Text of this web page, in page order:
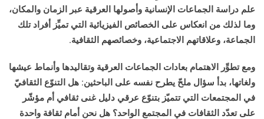
علم دراسة الجماعات الإنسانية وأصولها العرقية عبر الزمان والمكان،
وما لذلك من انعكاس على الخصائص الفيزيائية التي تميِّز أفراد تلك
الجماعة، وعلاقاتهم الاجتماعية، وخصائصهم الثقافية.
ومع تطوِّر الاهتمام بعادات الجماعات العرقية وتقاليدها وأنماط عيشها
ولغاتها، بدأ سؤال ملحّ يطرح نفسه على الباحثين: هل التنوّع الثقافيّ
في المجتمعات التي تتميّز بتنوّع عرقي دليل غنى ثقافي أم مؤشّر
على تعدّد الثقافات في المجتمع الواحد؟ هل نحن أمام ثقافة واحدة